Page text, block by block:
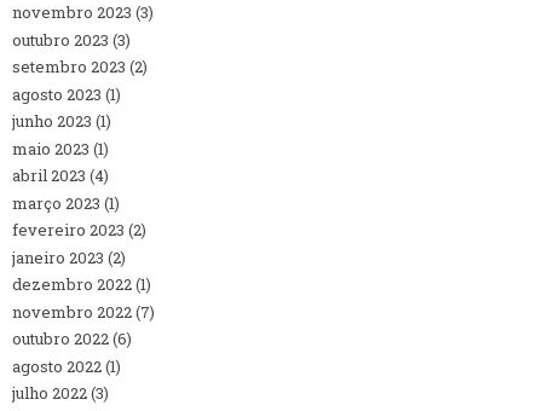
novembro 2023 (3)
outubro 2023 (3)
setembro 2023 (2)
agosto 2023 (1)
junho 2023 (1)
maio 2023 (1)
abril 2023 (4)
março 2023 (1)
fevereiro 2023 (2)
janeiro 2023 (2)
dezembro 2022(1)
novembro 2022(7)
outubro 2022(6)
agosto 2022(1)
julho 2022(3)